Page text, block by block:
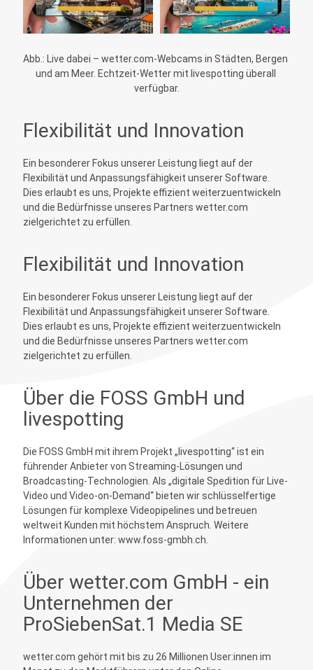
Abb.: Live dabei – wetter.com-Webcams in Städten, Bergen
und am Meer. Echtzeit-Wetter mit livespotting überall
verfügbar.
Flexibilität und Innovation
Ein besonderer Fokus unserer Leistung liegt auf der
Flexibilität und Anpassungsfähigkeit unserer Software.
Dies erlaubt es uns, Projekte effizient weiterzuentwickeln
und die Bedürfnisse unseres Partners wetter.com
zielgerichtet zu erfüllen.
Flexibilität und Innovation
Ein besonderer Fokus unserer Leistung liegt auf der
Flexibilität und Anpassungsfähigkeit unserer Software.
Dies erlaubt es uns, Projekte effizient weiterzuentwickeln
und die Bedürfnisse unseres Partners wetter.com
zielgerichtet zu erfüllen.
Über die FOSS GmbH und
livespotting
Die FOSS GmbH mit ihrem Projekt „livespotting“ ist ein
führender Anbieter von Streaming-Lösungen und
Broadcasting-Technologien. Als „digitale Spedition für Live-
Video und Video-on-Demand“ bieten wir schlüsselfertige
Lösungen für komplexe Videopipelines und betreuen
weltweit Kunden mit höchstem Anspruch. Weitere
Informationen unter: www.foss-gmbh.ch.
Über wetter.com GmbH - ein
Unternehmen der
ProSiebenSat.1 Media SE
wetter.com gehört mit bis zu 26 Millionen User:innen im